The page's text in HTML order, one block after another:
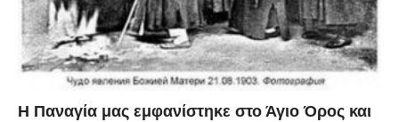
Η Παναγία μας εμφανίστηκε στο Άγιο Όρος και